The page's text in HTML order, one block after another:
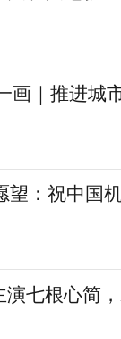
画｜推进城
：祝中国
七根心简